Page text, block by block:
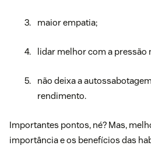
maior empatia;
lidar melhor com a pressão
não deixa a
rendimento.
Importantes pontos, né? Mas,
importância e os benefícios das